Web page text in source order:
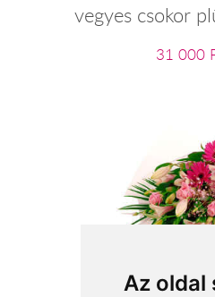
Az oldal
vegyes csokor
31 000
Boldog